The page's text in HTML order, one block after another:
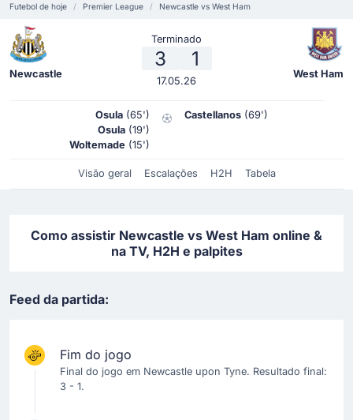
Futebol de hoje Premier League Newcastle vs West Ham
Newcastle
Terminado
3 1
17.05.26
West Ham
Osula (65')
Osula (19')
Woltemade (15')
Castellanos (69')
Visão geral Escalações H2H Tabela
Como assistir Newcastle vs West Ham online &
na TV, H2H e palpites
Feed da partida:
Fim do jogo
Final do jogo em Newcastle upon Tyne. Resultado final:
3 - 1.